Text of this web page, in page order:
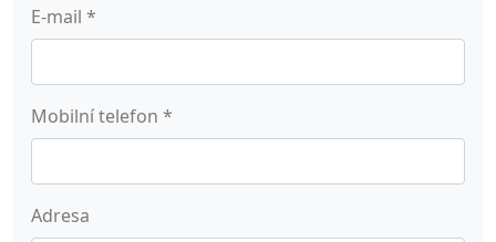
E-mail *
Mobilní telefon *
Adresa